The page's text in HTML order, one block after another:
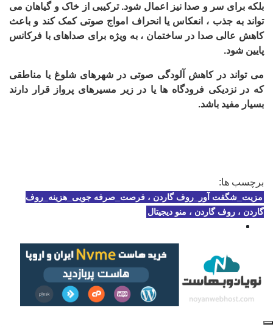
بلکه برای سر و صدا نیز اعمال شود. ترکیبی از خاک و گیاهان می
تواند به جذب ، انعکاس یا انحراف امواج صوتی کمک کند و باعث
کاهش عالی صدا در ساختمان ، به ویژه برای صداهای با فرکانس
پایین شود.
می تواند در کاهش آلودگی صوتی در شهرهای شلوغ یا مناطقی
که در نزدیکی فرودگاه ها یا در زیر مسیرهای پرواز قرار دارند
بسیار مفید باشد.
برچسب ها:
مزیت_شگفت آور_روف گاردن ، فرصت_صرفه جویی_هزینه_روف
گاردن ، روف گاردن ، منو دیجیتال